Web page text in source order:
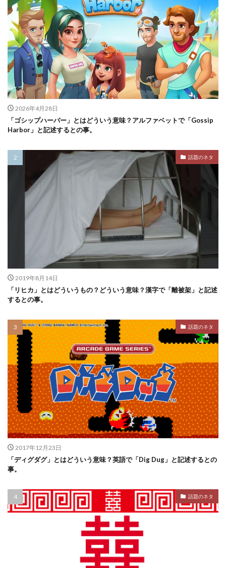
2026年4月28日
「ゴシップハーバー」とはどういう意味？アルファベットで「Gossip
Harbor」と記述するとの事。
話題のネタ
2019年8月14日
「リヒカ」とはどういうもの？どういう意味？漢字で「離被架」と記述
するとの事。
話題のネタ
2017年12月23日
「ディグダグ」とはどういう意味？英語で「Dig Dug」と記述するとの
事。
話題のネタ